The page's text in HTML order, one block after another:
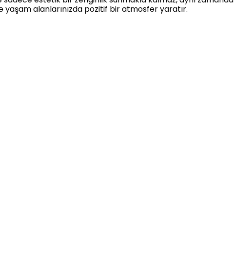
yaşam alanlarınızda pozitif bir atmosfer yaratır.